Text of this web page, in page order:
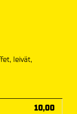
leivät,
10,00